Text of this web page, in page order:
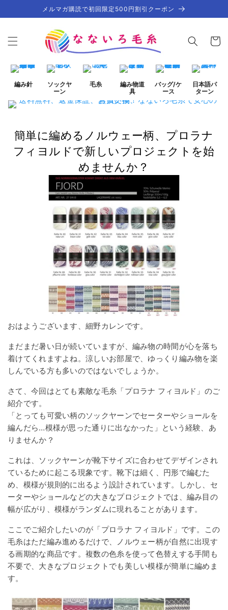
進む
メルマガ購読で初回限定500円割引クーポン
ー
編み針
ソックヤ
ーン
毛糸
編み物道
具
バッグ/ケ
ース
日本語パ
ターン
簡単に編めるノルウェー柄、プロラナ
フィヨルドで新しいプロジェクトを始
めませんか？
おはようございます、細野カレンです。
まだまだ暑い日が続いていますが、編み物の時間が心を落ち
着けてくれますよね。涼しいお部屋で、ゆっくり編み物を楽
しんでいる方も多いのではないでしょうか。
さて、今回はとても素敵な毛糸「プロラナ フィヨルド」のご
紹介です。
「とっても可愛い柄のソックヤーンでセーターやショールを
編んだら…模様が思った通りに出なかった」という経験、あ
りませんか？
これは、ソックヤーンが靴下サイズに合わせてデザインされ
ているために起こる現象です。靴下は細く、円形で編むた
め、模様が規則的に出るよう設計されています。しかし、セ
ーターやショールなどの大きなプロジェクトでは、編み目の
幅が広がり、模様がランダムに現れることがあります。
ここでご紹介したいのが「プロラナ フィヨルド」です。この
毛糸はただ編み進めるだけで、ノルウェー柄が自然に出現す
る画期的な商品です。複数の色糸を使って色替えする手間も
不要で、大きなプロジェクトでも美しい模様が簡単に編めま
す。